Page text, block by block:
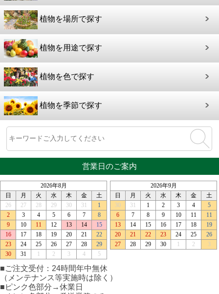
植物を場所で探す
植物を用途で探す
植物を色で探す
植物を季節で探す
営業日のご案内
■ご注文受付：24時間年中無休
（メンテナンス等実施時は除く）
■ピンク色部分→休業日